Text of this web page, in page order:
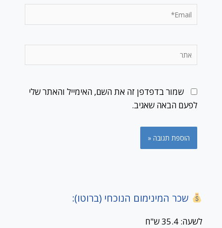
Email*
אתר
שמור בדפדפן זה את השם, האימייל והאתר שלי
לפעם הבאה שאגיב.
שכר המינימום הנוכחי (ברוטו):
לשעה: 35.4 ש"ח